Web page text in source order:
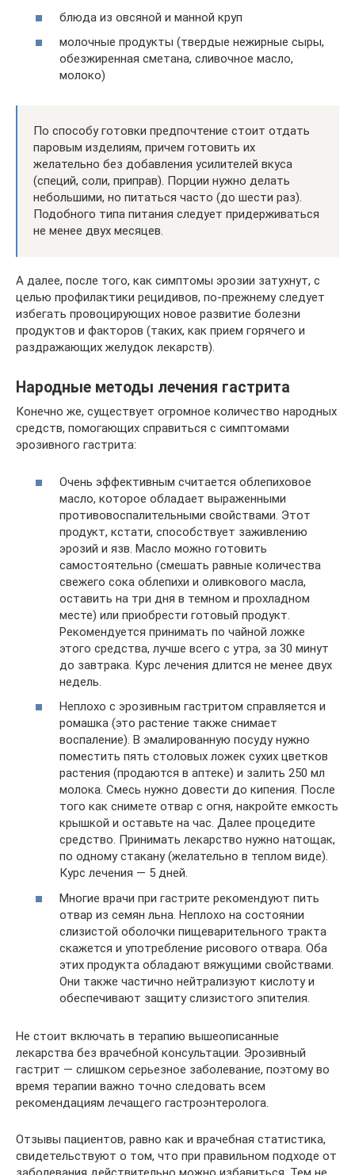
блюда из овсяной и манной круп
молочные продукты (твердые нежирные сыры,
обезжиренная сметана, сливочное масло,
молоко)
По способу готовки предпочтение стоит отдать
паровым изделиям, причем готовить их
желательно без добавления усилителей вкуса
(специй, соли, приправ). Порции нужно делать
небольшими, но питаться часто (до шести раз).
Подобного типа питания следует придерживаться
не менее двух месяцев.
А далее, после того, как симптомы эрозии затухнут, с
целью профилактики рецидивов, по-прежнему следует
избегать провоцирующих новое развитие болезни
продуктов и факторов (таких, как прием горячего и
раздражающих желудок лекарств).
Народные методы лечения гастрита
Конечно же, существует огромное количество народных
средств, помогающих справиться с симптомами
эрозивного гастрита:
Очень эффективным считается облепиховое
масло, которое обладает выраженными
противовоспалительными свойствами. Этот
продукт, кстати, способствует заживлению
эрозий и язв. Масло можно готовить
самостоятельно (смешать равные количества
свежего сока облепихи и оливкового масла,
оставить на три дня в темном и прохладном
месте) или приобрести готовый продукт.
Рекомендуется принимать по чайной ложке
этого средства, лучше всего с утра, за 30 минут
до завтрака. Курс лечения длится не менее двух
недель.
Неплохо с эрозивным гастритом справляется и
ромашка (это растение также снимает
воспаление). В эмалированную посуду нужно
поместить пять столовых ложек сухих цветков
растения (продаются в аптеке) и залить 250 мл
молока. Смесь нужно довести до кипения. После
того как снимете отвар с огня, накройте емкость
крышкой и оставьте на час. Далее процедите
средство. Принимать лекарство нужно натощак,
по одному стакану (желательно в теплом виде).
Курс лечения — 5 дней.
Многие врачи при гастрите рекомендуют пить
отвар из семян льна. Неплохо на состоянии
слизистой оболочки пищеварительного тракта
скажется и употребление рисового отвара. Оба
этих продукта обладают вяжущими свойствами.
Они также частично нейтрализуют кислоту и
обеспечивают защиту слизистого эпителия.
Не стоит включать в терапию вышеописанные
лекарства без врачебной консультации. Эрозивный
гастрит — слишком серьезное заболевание, поэтому во
время терапии важно точно следовать всем
рекомендациям лечащего гастроэнтеролога.
Отзывы пациентов, равно как и врачебная статистика,
свидетельствуют о том, что при правильном подходе от